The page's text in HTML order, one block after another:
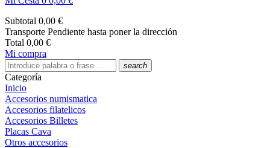
Subtotal 0,00 €
Transporte Pendiente hasta poner la dirección
Total 0,00 €
Mi compra
search
Categoría
Inicio
Accesorios numismatica
Accesorios filatelicos
Accesorios Billetes
Placas Cava
Otros accesorios